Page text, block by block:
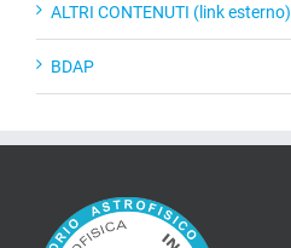
ALTRI CONTENUTI (link esterno)
BDAP